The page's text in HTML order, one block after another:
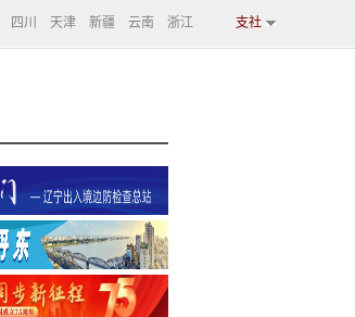
四川 天津 新疆 云南 浙江 支社